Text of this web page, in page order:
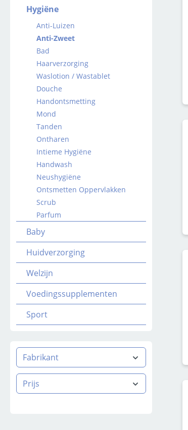
Hygiëne
Anti-Luizen
Anti-Zweet
Bad
Haarverzorging
Waslotion / Wastablet
Douche
Handontsmetting
Mond
Tanden
Ontharen
Intieme Hygiëne
Handwash
Neushygiëne
Ontsmetten Oppervlakken
Scrub
Parfum
Baby
Huidverzorging
Welzijn
Voedingssupplementen
Sport
Fabrikant
Prijs